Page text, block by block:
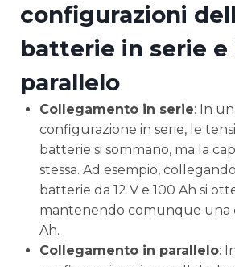
configurazioni
batterie in serie e
parallelo
Collegamento in serie: In
configurazione in serie, le
batterie si sommano, ma la
stessa. Ad esempio,
batterie da 12 V e 100 Ah si
mantenendo comunque una
Ah.
Collegamento in parallelo: